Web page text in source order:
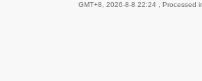
GMT+8, 2026-8-8 22:24 , Processed